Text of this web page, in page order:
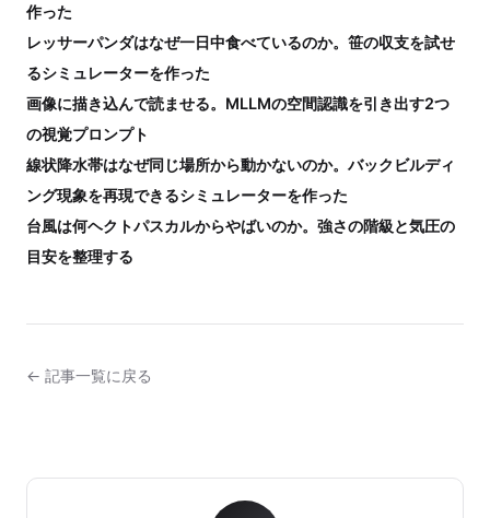
作った
レッサーパンダはなぜ一日中食べているのか。笹の収支を試せ
るシミュレーターを作った
画像に描き込んで読ませる。MLLMの空間認識を引き出す2つ
の視覚プロンプト
線状降水帯はなぜ同じ場所から動かないのか。バックビルディ
ング現象を再現できるシミュレーターを作った
台風は何ヘクトパスカルからやばいのか。強さの階級と気圧の
目安を整理する
← 記事一覧に戻る